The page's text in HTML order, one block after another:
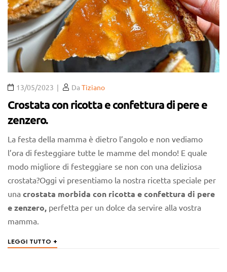
13/05/2023 DaTiziano
Crostata con ricotta e confettura di pere e
zenzero.
La festa della mamma è dietro l’angolo e non vediamo
l’ora di festeggiare tutte le mamme del mondo! E quale
modo migliore di festeggiare se non con una deliziosa
crostata?Oggi vi presentiamo la nostra ricetta speciale per
una crostata morbida con ricotta e confettura di pere
e zenzero, perfetta per un dolce da servire alla vostra
mamma.
LEGGI TUTTO +